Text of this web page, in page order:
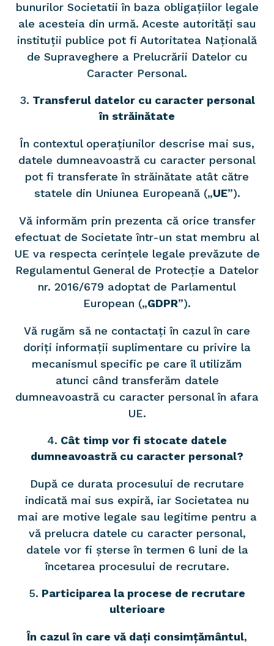
bunurilor Societatii în baza obligațiilor legale
ale acesteia din urmă. Aceste autorități sau
instituții publice pot fi Autoritatea Națională
de Supraveghere a Prelucrării Datelor cu
Caracter Personal.
Transferul datelor cu caracter personal
în străinătate
În contextul operațiunilor descrise mai sus,
datele dumneavoastră cu caracter personal
pot fi transferate în străinătate atât către
statele din Uniunea Europeană („UE”).
Vă informăm prin prezenta că orice transfer
efectuat de Societate într-un stat membru al
UE va respecta cerințele legale prevăzute de
Regulamentul General de Protecție a Datelor
nr. 2016/679 adoptat de Parlamentul
European („GDPR”).
Vă rugăm să ne contactați în cazul în care
doriți informații suplimentare cu privire la
mecanismul specific pe care îl utilizăm
atunci când transferăm datele
dumneavoastră cu caracter personal în afara
UE.
Cât timp vor fi stocate datele
dumneavoastră cu caracter personal?
După ce durata procesului de recrutare
indicată mai sus expiră, iar Societatea nu
mai are motive legale sau legitime pentru a
vă prelucra datele cu caracter personal,
datele vor fi șterse în termen 6 luni de la
încetarea procesului de recrutare.
Participarea la procese de recrutare
ulterioare
În cazul în care vă dați consimțământul,